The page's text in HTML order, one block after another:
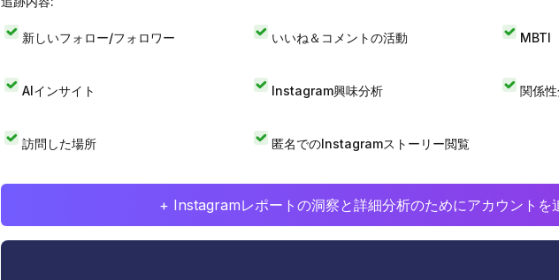
新しいフォロー/フォロワー いいね＆コメントの活動 MBTI
AIインサイト Instagram興味分析 関係
訪問した場所 匿名でのInstagramストーリー閲覧
+ Instagramレポートの洞察と詳細分析のためにアカウントを